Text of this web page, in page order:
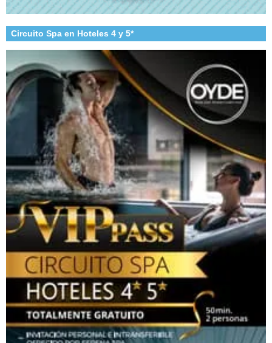
Circuito Spa en Hoteles 4 y 5*